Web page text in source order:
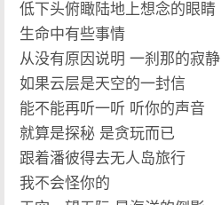
低下头俯瞰陆地上想念的眼睛
生命中有些事情
从没有原因说明 一刹那的寂静
如果云层是天空的一封信
能不能再听一听 听你的声音
就算是探秘 是贪玩而已
跟着潘彼得去无人岛旅行
我不会怪你的